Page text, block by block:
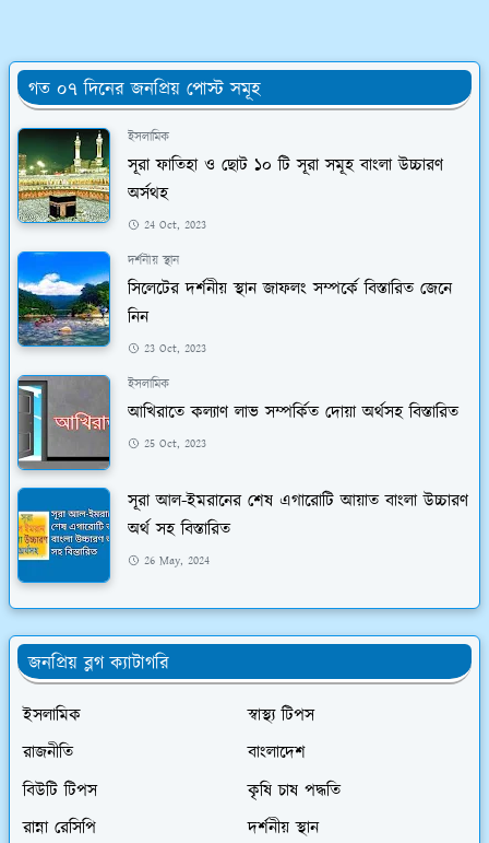
গত ০৭ দিনের জনপ্রিয় পোস্ট সমূহ
ইসলামিক
সূরা ফাতিহা ও ছোট ১০ টি সূরা সমূহ বাংলা উচ্চারণ
অর্সথহ
24 Oct, 2023
দর্শনীয় স্থান
সিলেটের দর্শনীয় স্থান জাফলং সম্পর্কে বিস্তারিত জেনে
নিন
23 Oct, 2023
ইসলামিক
আখিরাতে কল্যাণ লাভ সম্পর্কিত দোয়া অর্থসহ বিস্তারিত
25 Oct, 2023
সূরা আল-ইমরানের শেষ এগারোটি আয়াত বাংলা উচ্চারণ
অর্থ সহ বিস্তারিত
26 May, 2024
জনপ্রিয় ব্লগ ক্যাটাগরি
ইসলামিক
স্বাস্থ্য টিপস
রাজনীতি
বাংলাদেশ
বিউটি টিপস
কৃষি চাষ পদ্ধতি
রান্না রেসিপি
দর্শনীয় স্থান